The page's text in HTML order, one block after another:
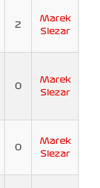
2
Marek
Slezar
0
Marek
Slezar
0
Marek
Slezar